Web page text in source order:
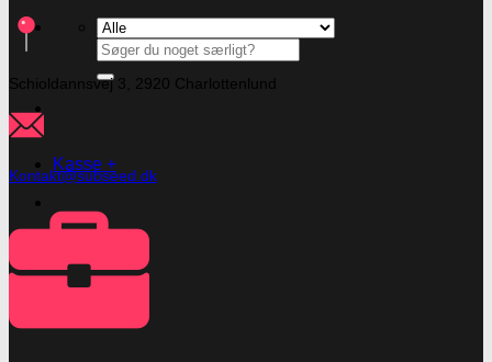
Søg
efter:
Kasse +
Schioldannsvej 3, 2920 Charlottenlund
Kontakt@subseed.dk